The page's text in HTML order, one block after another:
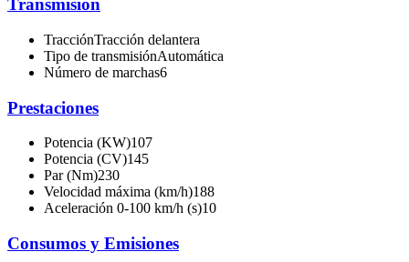
Transmisión
TracciónTracción delantera
Tipo de transmisiónAutomática
Número de marchas6
Prestaciones
Potencia (KW)107
Potencia (CV)145
Par (Nm)230
Velocidad máxima (km/h)188
Aceleración 0-100 km/h (s)10
Consumos y Emisiones